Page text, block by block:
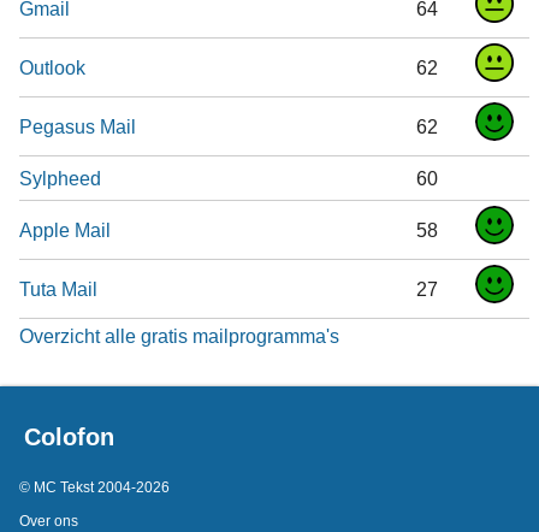
Gmail 64
Outlook 62
Pegasus Mail 62
Sylpheed 60
Apple Mail 58
Tuta Mail 27
Overzicht alle gratis mailprogramma's
Colofon
© MC Tekst 2004-2026
Over ons